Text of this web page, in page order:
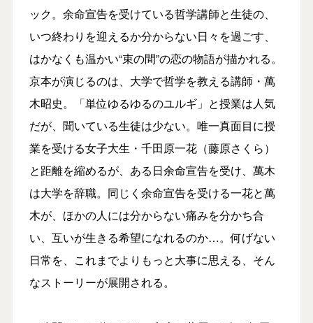
ック。余命宣告を受けている哲学講師と生徒の、
いつ終わりを迎えるか分からない日々を過ごす、
はかなくも温かい“束の間”の恋の物語が描かれる。
京本が演じるのは、大学で哲学を教える講師・萬
木昭史。「単位ゆるゆるのユルギ」と授業は人気
だが、聞いている生徒は少ない。唯一真面目に授
業を受ける女子大生・千田原一花（藤原さくら）
と距離を縮めるが、ある日余命宣告を受け、萬木
は大学を辞職。同じく余命宣告を受ける一花と萬
木が、ほかの人には分からない痛みを分かち合
い、互いが生きる希望になれるのか…。何げない
日常を、これまでよりもっと大事に思える、そん
なストーリーが展開される。